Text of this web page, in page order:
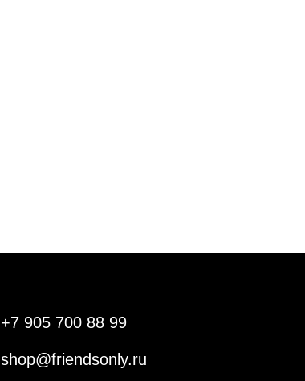
shop@friendsonly.ru
+7 905 700 88 99